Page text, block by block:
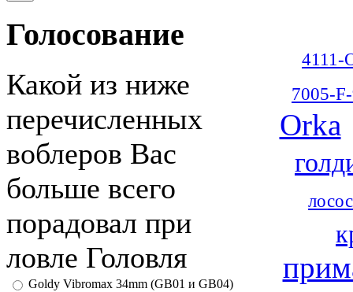
Голосование
Какой из ниже
перечисленных
воблеров Вас
больше всего
порадовал при
ловле Головля
Goldy Vibromax 34mm (GB01 и GB04)
4111-
7005-
Orka